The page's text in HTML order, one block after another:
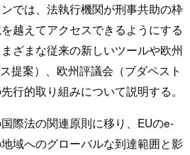
では、法執行機関が刑事共助の枠
越えてアクセスできるようにする
ざまな従来の新しいツールや欧州
提案）、欧州評議会（ブダペスト
行的取り組みについて説明する。
際法の関連原則に移り、EUのe-
域へのグローバルな到達範囲と影